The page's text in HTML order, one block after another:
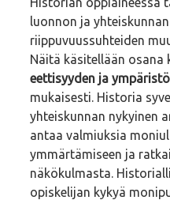
luonnon ja
riippuvuussuhteiden
Näitä käsitellään osana
eettisyyden ja
mukaisesti. Historia
yhteiskunnan nykyinen
antaa valmiuksia
ymmärtämiseen ja
näkökulmasta.
opiskelijan kykyä